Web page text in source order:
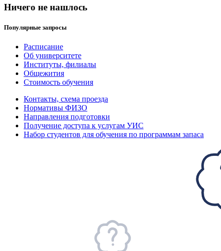
Ничего не нашлось
Популярные запросы
Расписание
Об университете
Институты, филиалы
Общежития
Стоимость обучения
Контакты, схема проезда
Нормативы ФИЗО
Направления подготовки
Получение доступа к услугам УИС
Набор студентов для обучения по программам запаса